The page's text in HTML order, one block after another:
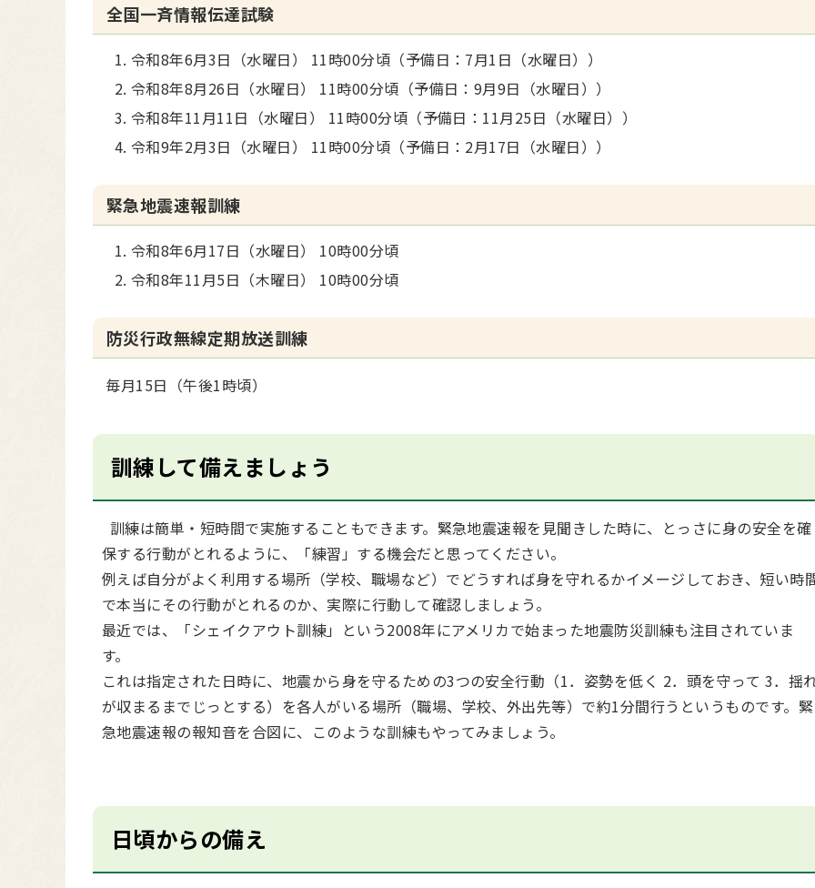
全国一斉情報伝達試験
令和8年6月3日（水曜日） 11時00分頃（予備日：7月1日（水曜日））
令和8年8月26日（水曜日） 11時00分頃（予備日：9月9日（水曜日））
令和8年11月11日（水曜日） 11時00分頃（予備日：11月25日（水曜日））
令和9年2月3日（水曜日） 11時00分頃（予備日：2月17日（水曜日））
緊急地震速報訓練
令和8年6月17日（水曜日） 10時00分頃
令和8年11月5日（木曜日） 10時00分頃
防災行政無線定期放送訓練
毎月15日（午後1時頃）
訓練して備えましょう
訓練は簡単・短時間で実施することもできます。緊急地震速報を見聞きした時に、とっさに身の安全を確
保する行動がとれるように、「練習」する機会だと思ってください。
例えば自分がよく利用する場所（学校、職場など）でどうすれば身を守れるかイメージしておき、短い時
で本当にその行動がとれるのか、実際に行動して確認しましょう。
最近では、「シェイクアウト訓練」という2008年にアメリカで始まった地震防災訓練も注目されていま
す。
これは指定された日時に、地震から身を守るための3つの安全行動（1．姿勢を低く 2．頭を守って 3．揺
が収まるまでじっとする）を各人がいる場所（職場、学校、外出先等）で約1分間行うというものです。緊
急地震速報の報知音を合図に、このような訓練もやってみましょう。
日頃からの備え